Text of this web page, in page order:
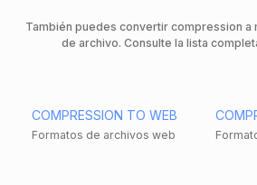
También puedes convertir compression a
de archivo. Consulte la lista
COMPRESSION TO WEB
Formatos de archivos web